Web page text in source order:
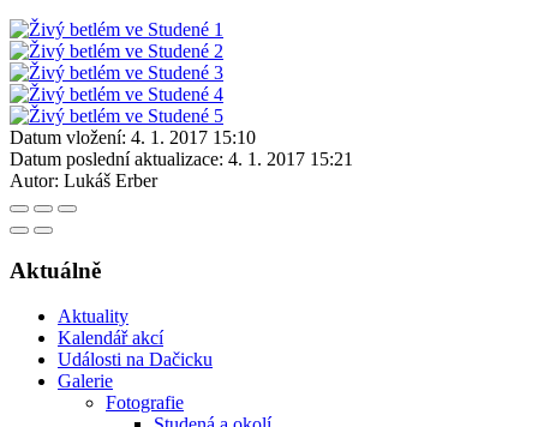
Datum vložení: 4. 1. 2017 15:10
Datum poslední aktualizace: 4. 1. 2017 15:21
Autor: Lukáš Erber
Aktuálně
Aktuality
Kalendář akcí
Události na Dačicku
Galerie
Fotografie